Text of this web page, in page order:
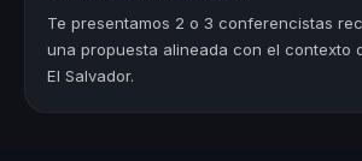
Te presentamos 2 o 3 conferencistas
una propuesta alineada con el contexto
El Salvador.